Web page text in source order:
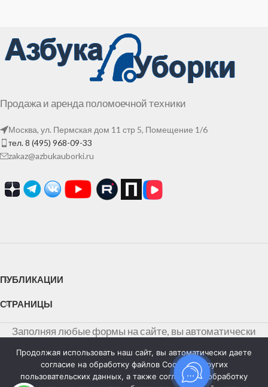
Продажа и аренда поломоечной техники
Москва, ул. Пермская дом 11 стр 5, Помещение 1/6
тел. 8 (495) 968-09-33
zakaz@azbukauborki.ru
ПУБЛИКАЦИИ
СТРАНИЦЫ
Заполняя любые формы на сайте, вы автоматически
даете согласие на обработку персональных данных и
соглашаетесь cполитикой конфиденциальности
персональных данных
Продолжая использовать наш сайт, вы автоматически даете
согласие на обработку файлов Cookies и других
пользовательских данных, а также согласие на обработку